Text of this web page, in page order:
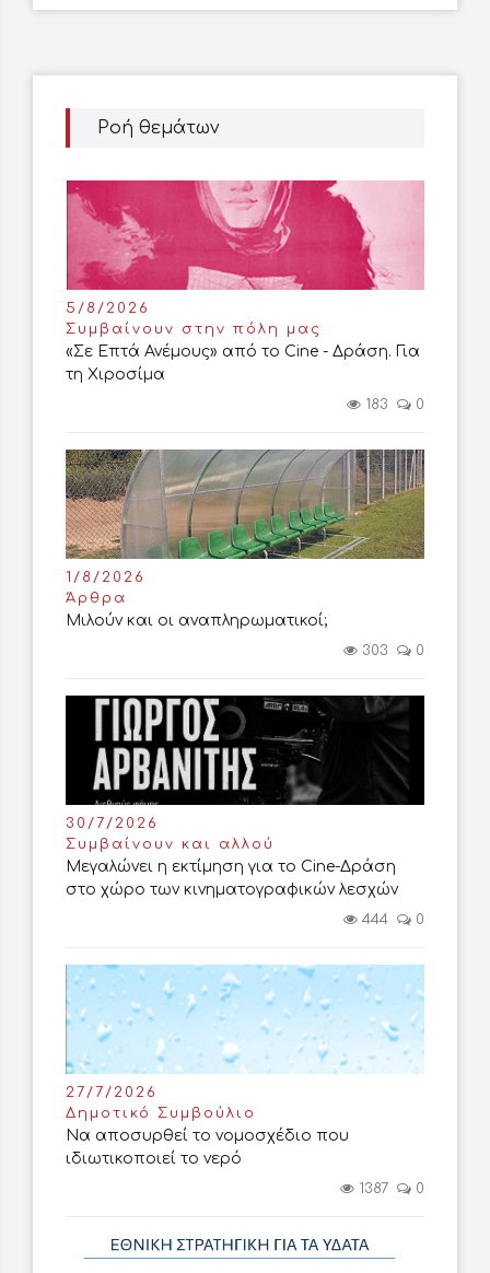
Ροή θεμάτων
5/8/2026
Συμβαίνουν στην πόλη μας
«Σε Επτά Ανέμους» από το Cine - Δράση. Για
τη Χιροσίμα
183 0
1/8/2026
Άρθρα
Μιλούν και οι αναπληρωματικοί;
303 0
30/7/2026
Συμβαίνουν και αλλού
Μεγαλώνει η εκτίμηση για το Cine-Δράση
στο χώρο των κινηματογραφικών λεσχών
444 0
27/7/2026
Δημοτικό Συμβούλιο
Να αποσυρθεί το νομοσχέδιο που
ιδιωτικοποιεί το νερό
1387 0